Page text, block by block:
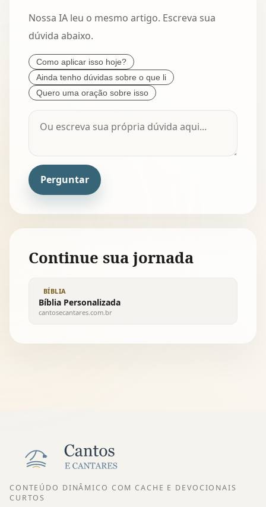
Nossa IA leu o mesmo artigo. Escreva sua
dúvida abaixo.
Como aplicar isso hoje?
Ainda tenho dúvidas sobre o que li
Quero uma oração sobre isso
Perguntar
Continue sua jornada
BÍBLIA
Bíblia Personalizada
cantosecantares.com.br
CONTEÚDO DINÂMICO COM CACHE E DEVOCIONAIS
CURTOS